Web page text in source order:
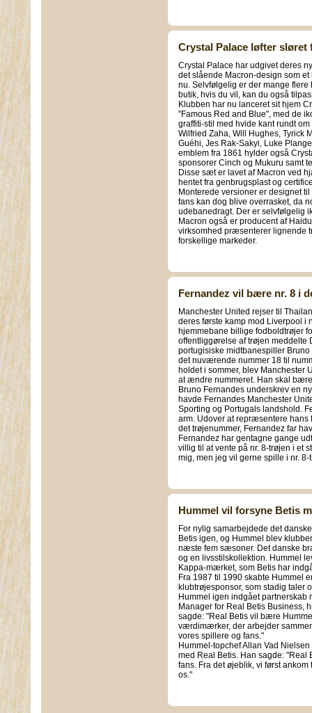
Crystal Palace løfter
Crystal Palace har udgivet deres
det slående Macron-design som
nu. Selvfølgelig er der mange
butik, hvis du vil, kan du også
Klubben har nu lanceret sit hjem
"Famous Red and Blue", med de
graffiti-stil med hvide kant rundt
Wilfried Zaha, Will Hughes, Tyrick
Guéhi, Jes Rak-Sakyi, Luke
emblem fra 1861 hylder også
sponsorer Cinch og Mukuru samt
Disse sæt er lavet af Macron ved
hentet fra genbrugsplast og
Monterede versioner er designet
fans kan dog blive overrasket, da
udebanedragt. Der er selvfølgelig
Macron også er producent af
virksomhed præsenterer lignende
forskellige markeder.
Fernandez vil bære nr. 8 i
Manchester United rejser til
deres første kamp mod Liverpool
hjemmebane billige fodboldtrøjer
offentliggørelse af trøjen
portugisiske midtbanespiller
det nuværende nummer 18 til
holdet i sommer, blev Manchester
at ændre nummeret. Han skal
Bruno Fernandes underskrev en
havde Fernandes Manchester
Sporting og Portugals landshold.
arm. Udover at repræsentere hans
det trøjenummer, Fernandez far
Fernandez har gentagne gange
villig til at vente på nr. 8-trøjen i et
mig, men jeg vil gerne spille i nr.
Hummel vil forsyne Betis
For nylig samarbejdede det
Betis igen, og Hummel blev
næste fem sæsoner. Det danske
og en livsstilskollektion. Hummel
Kappa-mærket, som Betis har
Fra 1987 til 1990 skabte Hummel
klubtrøjesponsor, som stadig taler
Hummel igen indgået partnerskab
Manager for Real Betis Business,
sagde: "Real Betis vil bære
værdimærker, der arbejder
vores spillere og fans."
Hummel-topchef Allan Vad
med Real Betis. Han sagde: "Real
fans. Fra det øjeblik, vi først
os."